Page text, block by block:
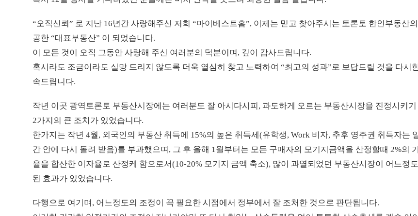
“오직신뢰” 로 지난 16년간 사랑해주신 저희 “마이베스트홈”, 이제는 믿고 찾아주시는 토론토 한인부동산
공한 “대표부동산” 이 되었습니다.
이 모든 것이 오직 그동안 사랑해 주신 여러분의 덕분이며, 깊이 감사드립니다.
혹시라도 조금이라도 실망 드리지 않도록 더욱 열심히 찾고 노력하여 “최고의 성과”로 보답드릴 것을 다시
속드립니다.
작년 이곳 광역토론토 부동산시장에는 여러분도 잘 아시다시피, 과도하게 오르는 부동산시장을 진정시키
2가지의 큰 조치가 있었습니다.
한가지는 작년 4월, 외국인의 부동산 취득에 15%의 높은 취득세(유학생, Work 비자, 추후 영주권 취득자는
간 안에 다시 돌려 받음)를 부과했으며, 그 후 올해 1월부터는 모든 구매자의 모기지금액을 산정할때 2%의
율을 합산한 이자율로 산정케 함으로서(10-20% 모기지 금액 축소), 많이 과열되었던 부동산시장이 어느정
된 효과가 있었습니다.
다행으로 여기며, 어느정도의 조정이 꼭 필요한 시점에서 정부에서 잘 조처한 것으로 판단됩니다.